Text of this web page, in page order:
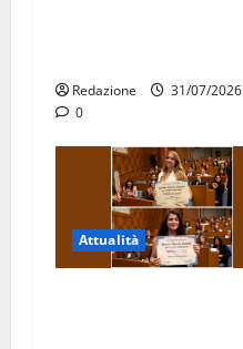
Redazione
31/07/2026
0
Attualità